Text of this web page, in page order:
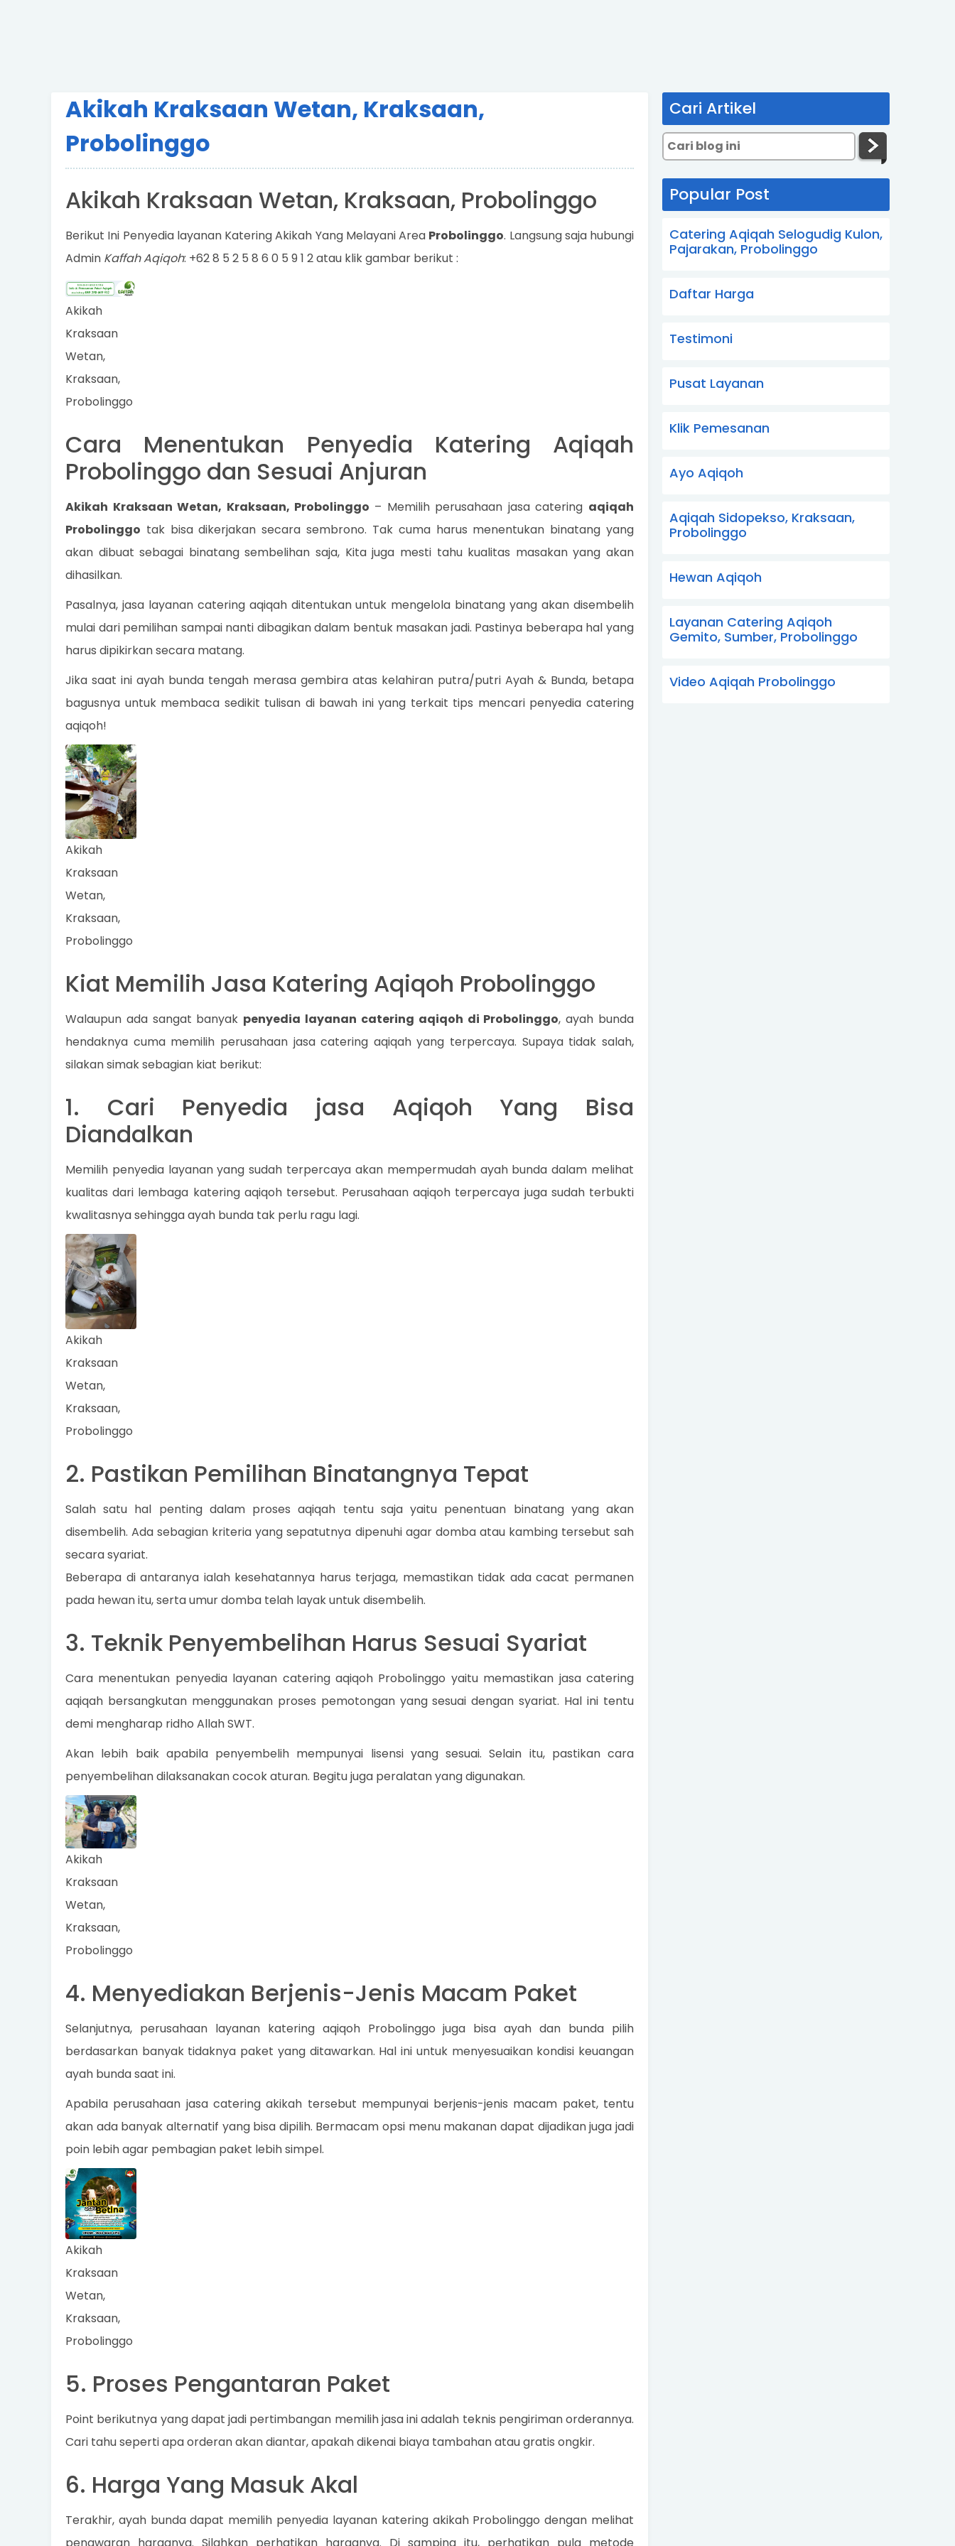
Akikah Kraksaan Wetan, Kraksaan,
Probolinggo
Akikah Kraksaan Wetan, Kraksaan, Probolinggo
Berikut Ini Penyedia layanan Katering Akikah Yang Melayani Area Probolinggo. Langsung saja hubungi
Admin Kaffah Aqiqoh: +62 8 5 2 5 8 6 0 5 9 1 2 atau klik gambar berikut :
Akikah
Kraksaan
Wetan,
Kraksaan,
Probolinggo
Cara Menentukan Penyedia Katering Aqiqah
Probolinggo dan Sesuai Anjuran
Akikah Kraksaan Wetan, Kraksaan, Probolinggo – Memilih perusahaan jasa catering aqiqah
Probolinggo tak bisa dikerjakan secara sembrono. Tak cuma harus menentukan binatang yang
akan dibuat sebagai binatang sembelihan saja, Kita juga mesti tahu kualitas masakan yang akan
dihasilkan.
Pasalnya, jasa layanan catering aqiqah ditentukan untuk mengelola binatang yang akan disembelih
mulai dari pemilihan sampai nanti dibagikan dalam bentuk masakan jadi. Pastinya beberapa hal yang
harus dipikirkan secara matang.
Jika saat ini ayah bunda tengah merasa gembira atas kelahiran putra/putri Ayah & Bunda, betapa
bagusnya untuk membaca sedikit tulisan di bawah ini yang terkait tips mencari penyedia catering
aqiqoh!
Akikah
Kraksaan
Wetan,
Kraksaan,
Probolinggo
Kiat Memilih Jasa Katering Aqiqoh Probolinggo
Walaupun ada sangat banyak penyedia layanan catering aqiqoh di Probolinggo, ayah bunda
hendaknya cuma memilih perusahaan jasa catering aqiqah yang terpercaya. Supaya tidak salah,
silakan simak sebagian kiat berikut:
1. Cari Penyedia jasa Aqiqoh Yang Bisa
Diandalkan
Memilih penyedia layanan yang sudah terpercaya akan mempermudah ayah bunda dalam melihat
kualitas dari lembaga katering aqiqoh tersebut. Perusahaan aqiqoh terpercaya juga sudah terbukti
kwalitasnya sehingga ayah bunda tak perlu ragu lagi.
Akikah
Kraksaan
Wetan,
Kraksaan,
Probolinggo
2. Pastikan Pemilihan Binatangnya Tepat
Salah satu hal penting dalam proses aqiqah tentu saja yaitu penentuan binatang yang akan
disembelih. Ada sebagian kriteria yang sepatutnya dipenuhi agar domba atau kambing tersebut sah
secara syariat.
Beberapa di antaranya ialah kesehatannya harus terjaga, memastikan tidak ada cacat permanen
pada hewan itu, serta umur domba telah layak untuk disembelih.
3. Teknik Penyembelihan Harus Sesuai Syariat
Cara menentukan penyedia layanan catering aqiqoh Probolinggo yaitu memastikan jasa catering
aqiqah bersangkutan menggunakan proses pemotongan yang sesuai dengan syariat. Hal ini tentu
demi mengharap ridho Allah SWT.
Akan lebih baik apabila penyembelih mempunyai lisensi yang sesuai. Selain itu, pastikan cara
penyembelihan dilaksanakan cocok aturan. Begitu juga peralatan yang digunakan.
Akikah
Kraksaan
Wetan,
Kraksaan,
Probolinggo
4. Menyediakan Berjenis-Jenis Macam Paket
Selanjutnya, perusahaan layanan katering aqiqoh Probolinggo juga bisa ayah dan bunda pilih
berdasarkan banyak tidaknya paket yang ditawarkan. Hal ini untuk menyesuaikan kondisi keuangan
ayah bunda saat ini.
Apabila perusahaan jasa catering akikah tersebut mempunyai berjenis-jenis macam paket, tentu
akan ada banyak alternatif yang bisa dipilih. Bermacam opsi menu makanan dapat dijadikan juga jadi
poin lebih agar pembagian paket lebih simpel.
Akikah
Kraksaan
Wetan,
Kraksaan,
Probolinggo
5. Proses Pengantaran Paket
Point berikutnya yang dapat jadi pertimbangan memilih jasa ini adalah teknis pengiriman orderannya.
Cari tahu seperti apa orderan akan diantar, apakah dikenai biaya tambahan atau gratis ongkir.
6. Harga Yang Masuk Akal
Terakhir, ayah bunda dapat memilih penyedia layanan katering akikah Probolinggo dengan melihat
penawaran harganya. Silahkan perhatikan harganya. Di samping itu, perhatikan pula metode
Cari Artikel
Popular Post
Catering Aqiqah Selogudig Kulon,
Pajarakan, Probolinggo
Daftar Harga
Testimoni
Pusat Layanan
Klik Pemesanan
Ayo Aqiqoh
Aqiqah Sidopekso, Kraksaan,
Probolinggo
Hewan Aqiqoh
Layanan Catering Aqiqoh
Gemito, Sumber, Probolinggo
Video Aqiqah Probolinggo